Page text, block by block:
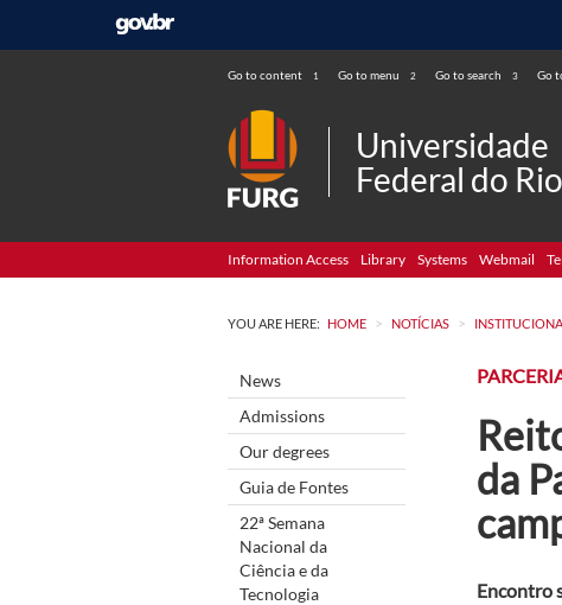
Go to content 1 Go to menu 2 Go to search 3 Go
Universidade
Federal do
Information Access Library Systems Webmail
YOU ARE HERE: HOME > NOTÍCIAS >
News
Admissions
Our degrees
Guia de Fontes
22ª Semana
Nacional da
Ciência e da
Tecnologia
da
Encontro